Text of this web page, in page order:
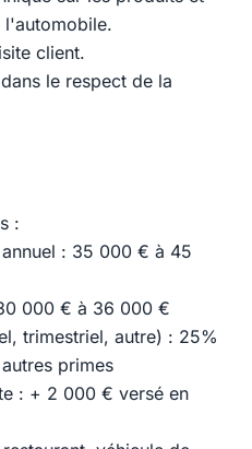
l'automobile.
client.
le respect de la
:
: 35 000 € à 45
000 € à 36 000 €
trimestriel, autre) : 25%
primes
: + 2 000 € versé en